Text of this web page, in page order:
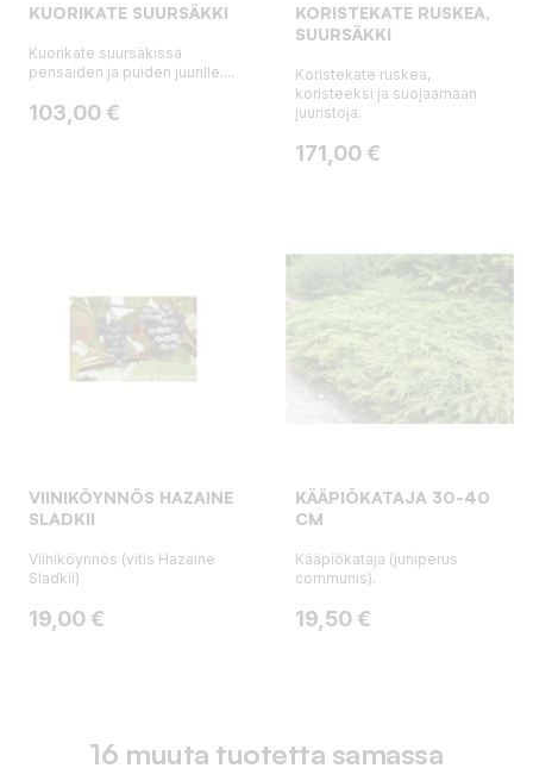
KUORIKATE SUURSÄKKI
Kuorikate suursäkissä
pensaiden ja puiden juurille....
Hinta
103,00 €
KORISTEKATE RUSKEA,
SUURSÄKKI
Koristekate ruskea,
koristeeksi ja suojaamaan
juuristoja.
Hinta
171,00 €
VIINIKÖYNNÖS HAZAINE
SLADKII
Viiniköynnös (vitis Hazaine
Sladkii)
Hinta
19,00 €
KÄÄPIÖKATAJA 30-40
CM
Kääpiökataja (juniperus
communis).
Hinta
19,50 €
16 muuta tuotetta samassa